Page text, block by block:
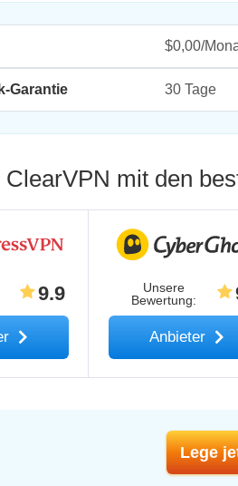
$0,00/
Garantie 30 Tage
mit den
9.9
Unsere
Bewertung:
Anbieter
Lege